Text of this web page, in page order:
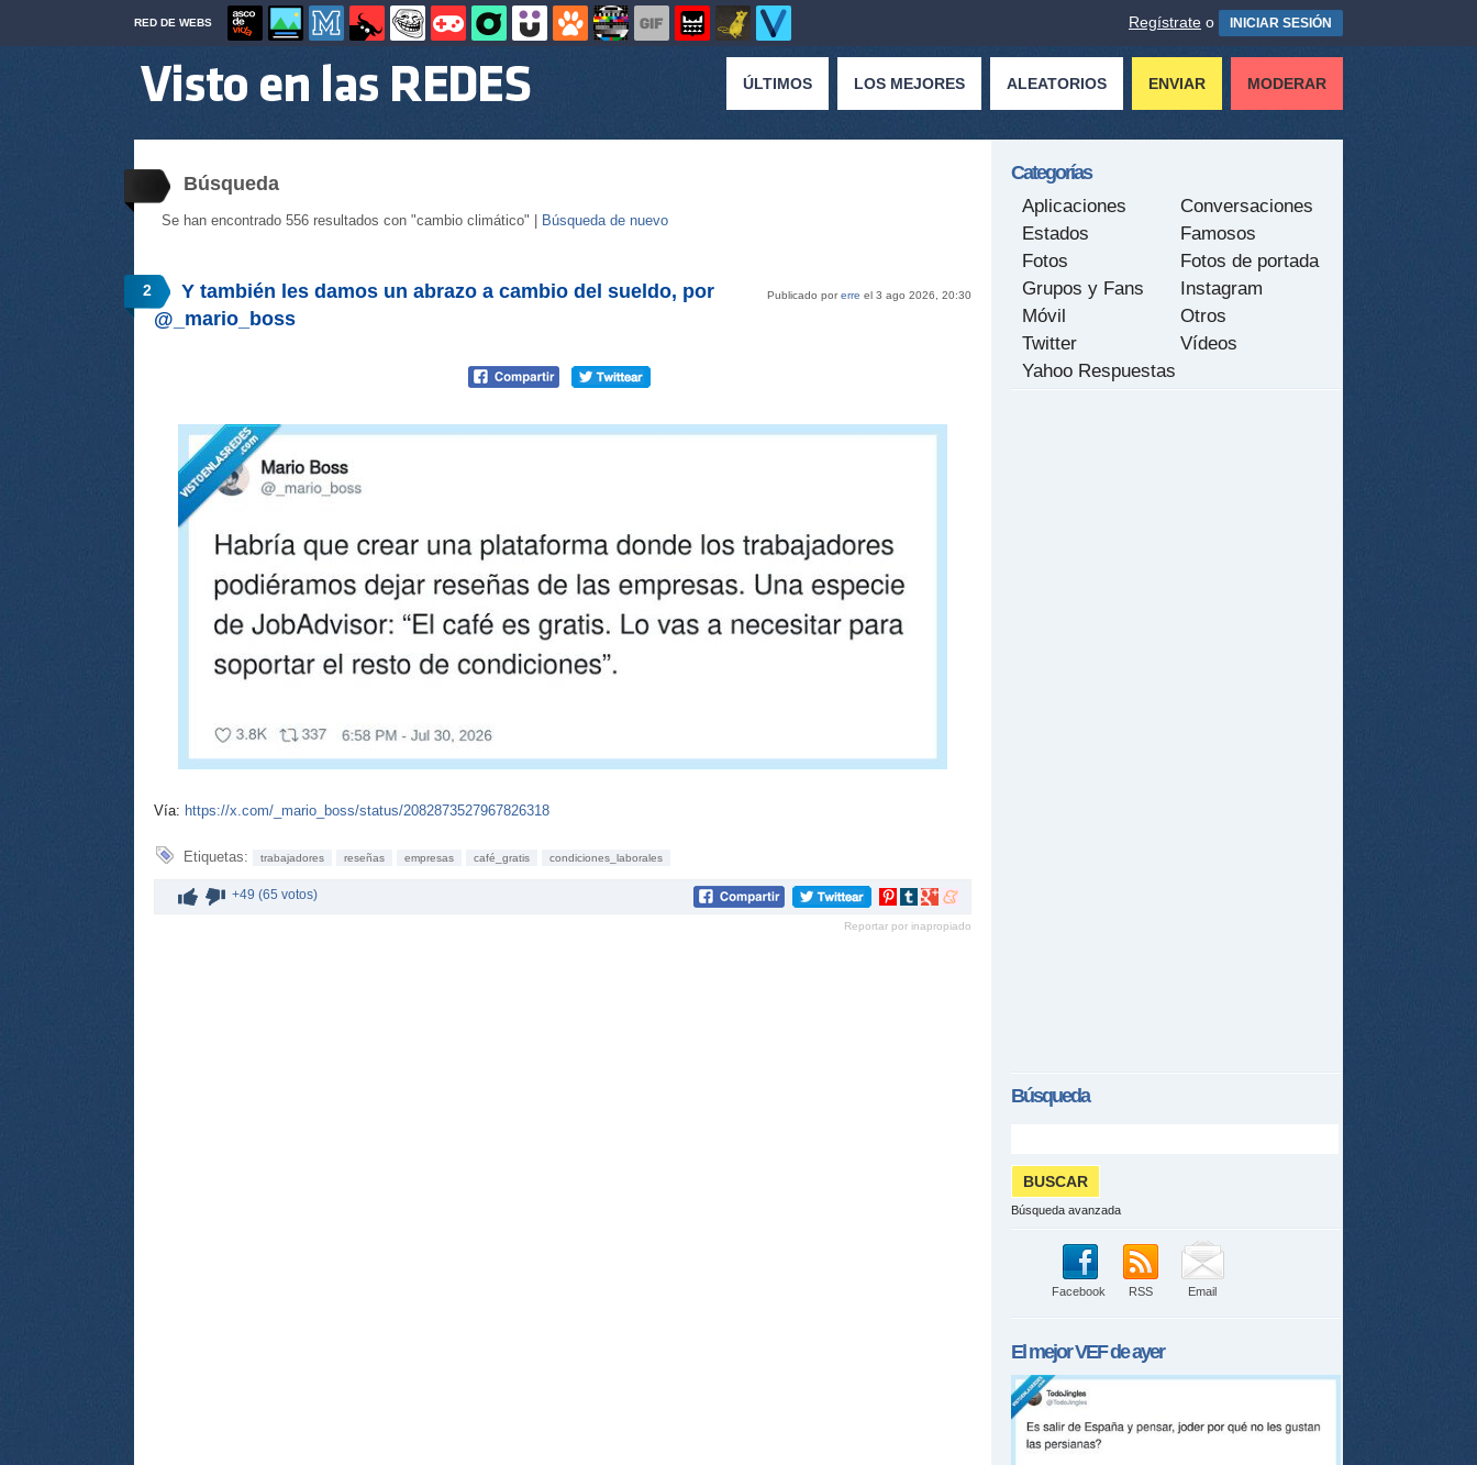
RED DE WEBS Regístrate o INICIAR SESIÓN
ÚLTIMOS LOS MEJORES ALEATORIOS ENVIAR MODERAR
Búsqueda
Se han encontrado 556 resultados con "cambio climático" | Búsqueda de nuevo
2 Publicado porerre el 3 ago 2026, 20:30
Y también les damos un abrazo a cambio del sueldo, por
@_mario_boss
Vía: https://x.com/_mario_boss/status/2082873527967826318
Etiquetas: trabajadores reseñas empresas café_gratis condiciones_laborales
+49 (65 votos)
Compartir
Pinterest
Compartir
tumblr
Compartir
Google+
Compartir
meneame
Reportar por inapropiado
Categorías
Aplicaciones
Conversaciones
Estados
Famosos
Fotos
Fotos de portada
Grupos y Fans
Instagram
Móvil
Otros
Twitter
Vídeos
Yahoo Respuestas
Búsqueda
Búsqueda avanzada
Facebook RSS Email
El mejorVEFde ayer